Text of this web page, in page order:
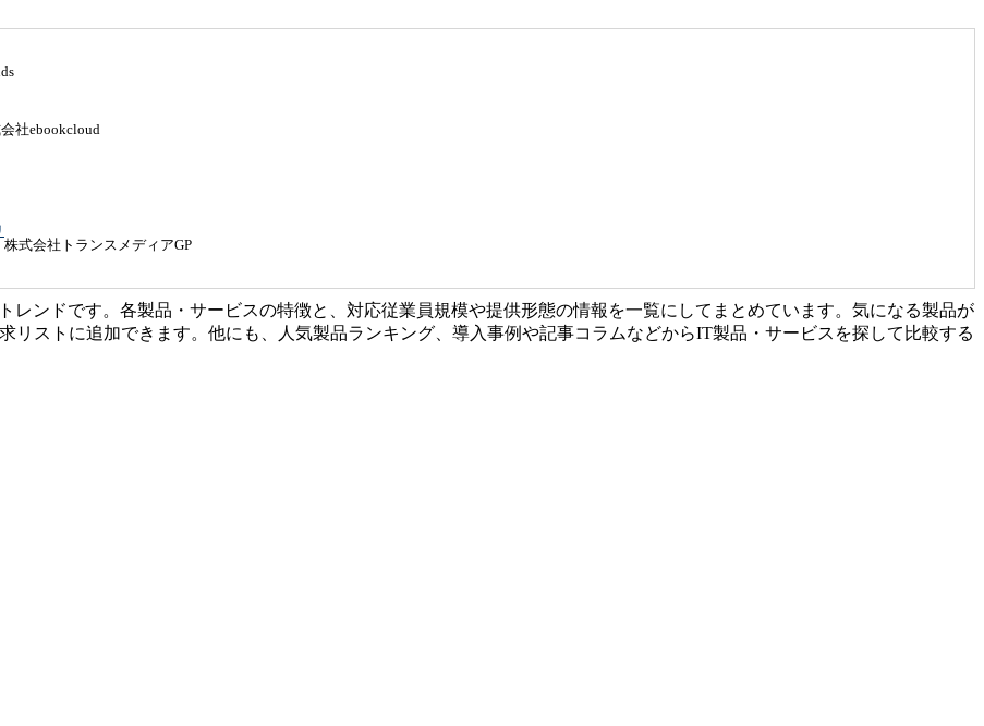
社ebookcloud
株式会社トランスメディアGP
レンドです。各製品・サービスの特徴と、対応従業員規模や提供形態の情報を一覧にしてまとめています。気になる製品が
リストに追加できます。他にも、人気製品ランキング、導入事例や記事コラムなどからIT製品・サービスを探して比較する